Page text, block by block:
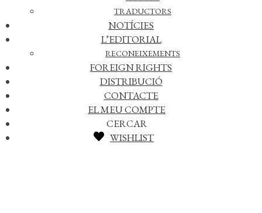
TRADUCTORS
NOTÍCIES
L’EDITORIAL
RECONEIXEMENTS
FOREIGN RIGHTS
DISTRIBUCIÓ
CONTACTE
EL MEU COMPTE
CERCAR
WISHLIST